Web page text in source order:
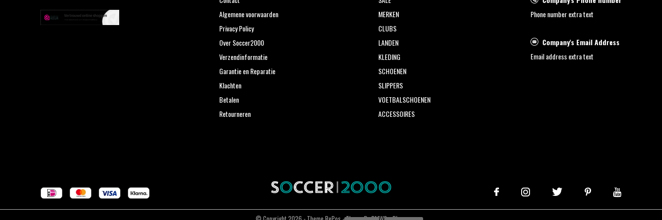
Algemene voorwaarden
Privacy Policy
Over Soccer2000
Verzendinformatie
Garantie en Reparatie
Klachten
Betalen
Retourneren
MERKEN
CLUBS
LANDEN
KLEDING
SCHOENEN
SLIPPERS
VOETBALSCHOENEN
ACCESSOIRES
Phone number extra text
Company's Email Address
Email address extra text